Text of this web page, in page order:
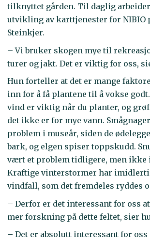
tilknyttet gården. Til daglig
utvikling av karttjenester for NIBIO
Steinkjer.
– Vi bruker skogen mye til
turer og jakt. Det er viktig for oss,
Hun forteller at det er mange
inn for å få plantene til å vokse
vind er viktig når du planter, og
det ikke er for mye vann.
problem i museår, siden de
bark, og elgen spiser toppskudd.
vært et problem tidligere, men ikke
Kraftige vinterstormer har
vindfall, som det fremdeles ryddes
– Derfor er det interessant for oss
mer forskning på dette feltet, sier
– Det er absolutt interessant for oss